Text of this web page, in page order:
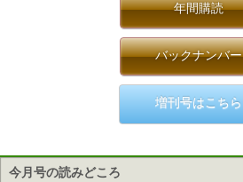
年間購読
バックナンバー
増刊号はこちら
今月号の読みどころ